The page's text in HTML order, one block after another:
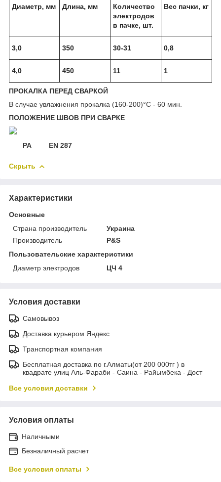
Диаметр, мм Длина, мм
Количество
электродов
в пачке, шт.
Вес пачки, кг
3,0 350 30-31 0,8
4,0 450 11 1
ПРОКАЛКА ПЕРЕД СВАРКОЙ
В случае увлажнения прокалка (160-200)°С - 60 мин.
ПОЛОЖЕНИЕ ШВОВ ПРИ СВАРКЕ
PA EN 287
Скрыть
Характеристики
Основные
Страна производитель
Украина
Производитель
P&S
Пользовательские характеристики
Диаметр электродов
ЦЧ 4
Условия доставки
Самовывоз
Доставка курьером Яндекс
Транспортная компания
Бесплатная доставка по г.Алматы(от 200 000тг ) в
квадрате улиц Аль-Фараби - Саина - Райымбека - Дост
Все условия доставки
Условия оплаты
Наличными
Безналичный расчет
Все условия оплаты